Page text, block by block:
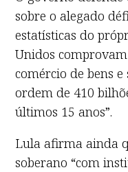
sobre o alegado
estatísticas do
Unidos
comércio de bens
ordem de 410
últimos 15 anos”.
Lula afirma ainda
soberano “com